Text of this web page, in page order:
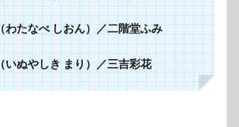
わたなべ しおん）／二階堂ふみ
いぬやしき まり）／三吉彩花